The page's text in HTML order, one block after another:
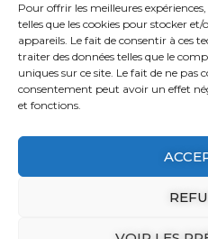
Pour offrir les meilleures
telles que les cookies pour stocker
appareils. Le fait de consentir à ces
traiter des données telles que le
uniques sur ce site. Le fait de ne pas
consentement peut avoir un effet
et fonctions.
Examen de conformité
Lara
Formations
Extranet
Ressources documentaires